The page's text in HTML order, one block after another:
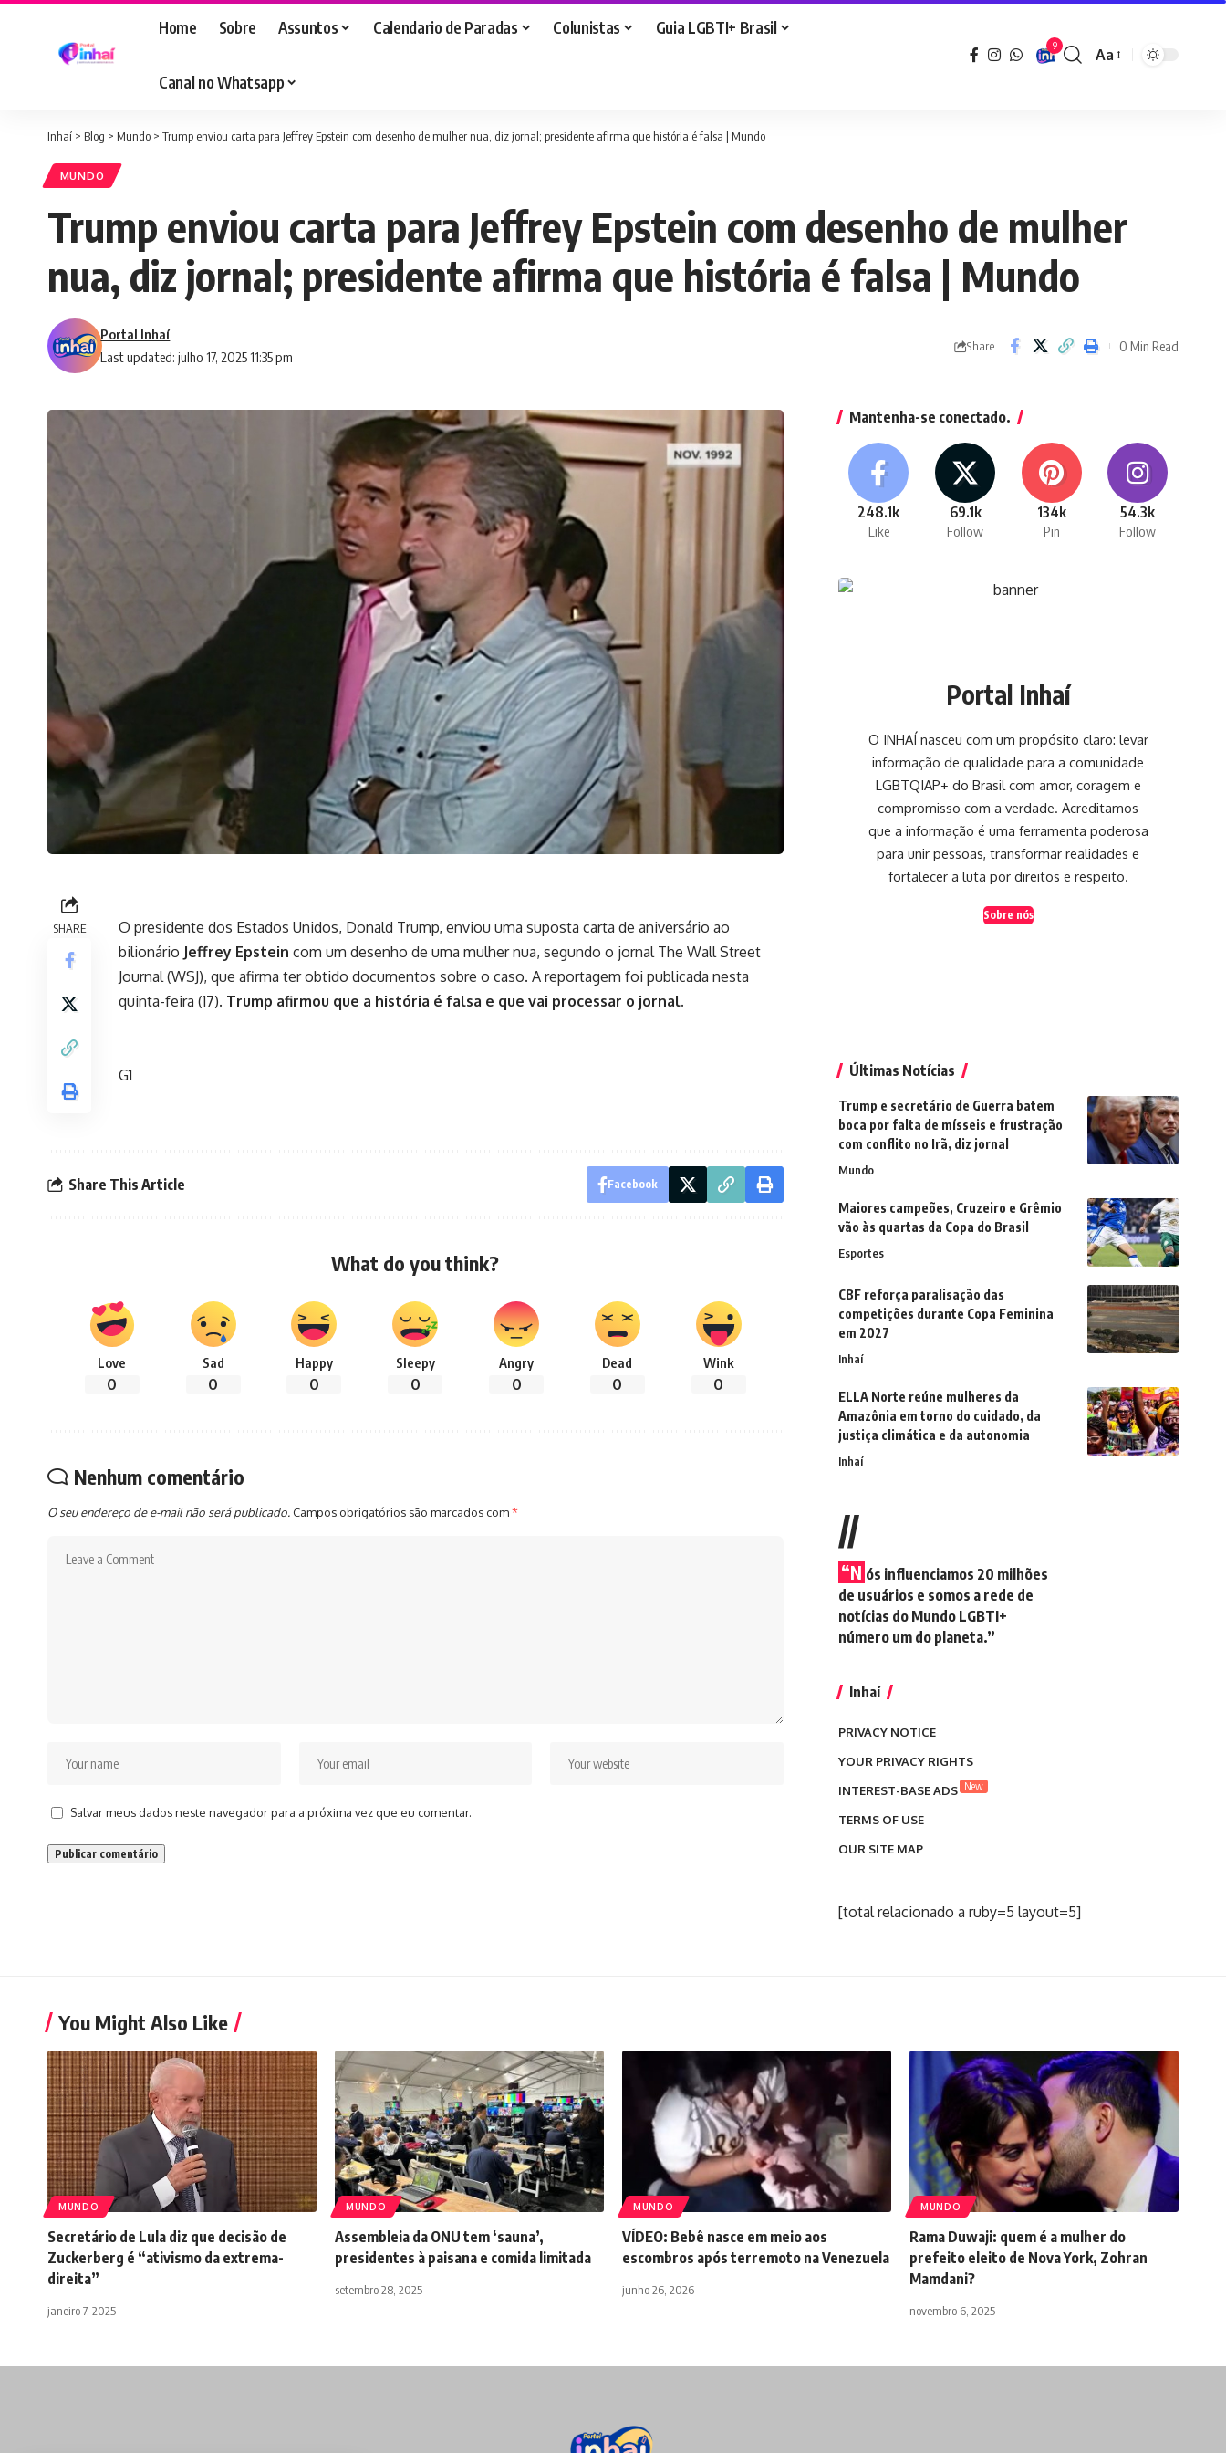
Home Sobre Assuntos Calendario de Paradas Colunistas Guia LGBTI+ Brasil
Canal no Whatsapp
9
Font
Aa
Inhaí > Blog > Mundo > Trump enviou carta para Jeffrey Epstein com desenho de mulher nua, diz jornal; presidente afirma que história é falsa | Mundo
MUNDO
Trump enviou carta para Jeffrey Epstein com desenho de mulher
nua, diz jornal; presidente afirma que história é falsa | Mundo
Last updated: julho 17, 2025 11:35 pm
Portal Inhaí
Share 0 Min Read
SHARE O presidente dos Estados Unidos, Donald Trump, enviou uma suposta carta de aniversário ao
bilionário Jeffrey Epstein com um desenho de uma mulher nua, segundo o jornal The Wall Street
Journal (WSJ), que afirma ter obtido documentos sobre o caso. A reportagem foi publicada nesta
quinta-feira (17). Trump afirmou que a história é falsa e que vai processar o jornal.
G1
Share This Article Facebook
What do you think?
Love
0
Sad
0
Happy
0
Sleepy
0
Angry
0
Dead
0
Wink
0
Nenhum comentário
O seu endereço de e-mail não será publicado. Campos obrigatórios são marcados com*
Salvar meus dados neste navegador para a próxima vez que eu comentar.
Mantenha-se conectado.
248.1k
Like
69.1k
Follow
134k
Pin
54.3k
Follow
Portal Inhaí
O INHAÍ nasceu com um propósito claro: levar
informação de qualidade para a comunidade
LGBTQIAP+ do Brasil com amor, coragem e
compromisso com a verdade. Acreditamos
que a informação é uma ferramenta poderosa
para unir pessoas, transformar realidades e
fortalecer a luta por direitos e respeito.
Sobre nós
Últimas Notícias
Trump e secretário de Guerra batem
boca por falta de mísseis e frustração
com conflito no Irã, diz jornal
Mundo
Maiores campeões, Cruzeiro e Grêmio
vão às quartas da Copa do Brasil
Esportes
CBF reforça paralisação das
competições durante Copa Feminina
em 2027
Inhaí
ELLA Norte reúne mulheres da
Amazônia em torno do cuidado, da
justiça climática e da autonomia
Inhaí
//
“N ós influenciamos 20 milhões
de usuários e somos a rede de
notícias do Mundo LGBTI+
número um do planeta.”
Inhaí
PRIVACY NOTICE
YOUR PRIVACY RIGHTS
INTEREST-BASE ADS New
TERMS OF USE
OUR SITE MAP
[total relacionado a ruby=5 layout=5]
You Might Also Like
MUNDO
Secretário de Lula diz que decisão de
Zuckerberg é “ativismo da extrema-
direita”
janeiro 7, 2025
MUNDO
Assembleia da ONU tem ‘sauna’,
presidentes à paisana e comida limitada
setembro 28, 2025
MUNDO
VÍDEO: Bebê nasce em meio aos
escombros após terremoto na Venezuela
junho 26, 2026
MUNDO
Rama Duwaji: quem é a mulher do
prefeito eleito de Nova York, Zohran
Mamdani?
novembro 6, 2025